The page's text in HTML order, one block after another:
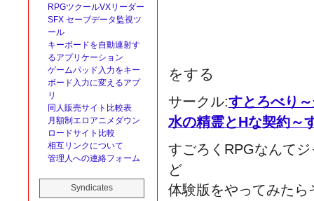
をする
サークル:すとろべり
水の精霊とHな契約～
すごろくRPGなんて
ど
体験版をやってみたら
RPGツクールVXリーダー
SFX セーブデータ監視ツ
ール
キーボードを自動連射す
るアプリケーション
ゲームパッド入力をキー
ボード入力に変えるアプ
リ
同人販売サイト比較表
月額制エロアニメダウン
ロードサイト比較
相互リンクについて
管理人への連絡フォーム
Syndicates